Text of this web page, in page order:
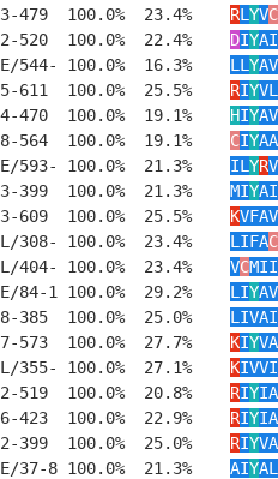
479  100.0%  23.4% RL YVC
520  100.0%  22.4% DIYAI
544- 100.0%  16.3% LL YAV
611  100.0%  25.5% RIYVL
470  100.0%  19.1% HIYAV
564  100.0%  19.1% CIYAA
593- 100.0%  21.3% IL YRV
399  100.0%  21.3% MIYAI
609  100.0%  25.5% K
308- 100.0%  23.4% LIFAC
404- 100.0%  23.4% VCMII
84-1 100.0%  29.2% LIYAV
385  100.0%  25.0% LIVAI
573  100.0%  27.7% KIYVA
355- 100.0%  27.1% KIVVI
519  100.0%  20.8% RIYIA
423  100.0%  22.9% RIYIA
399  100.0%  25.0% RIYVA
37-8 100.0%  21.3% AIYAL